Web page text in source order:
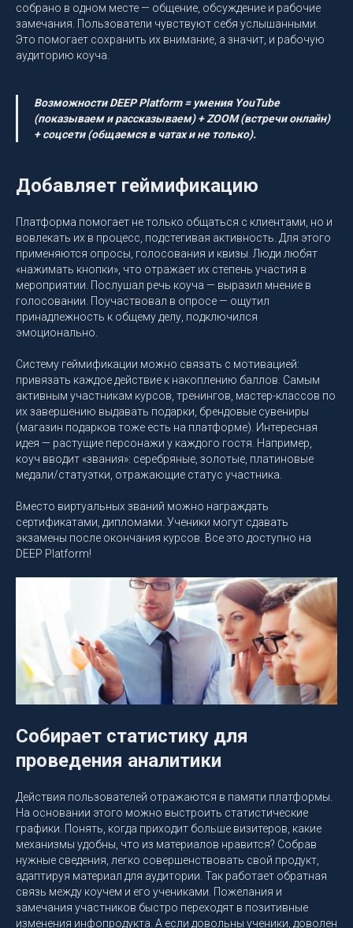
собрано в одном месте — общение, обсуждение и рабочие
замечания. Пользователи чувствуют себя услышанными.
Это помогает сохранить их внимание, а значит, и рабочую
аудиторию коуча.
Возможности DEEP Platform = умения YouTube
(показываем и рассказываем) + ZOOM (встречи онлайн)
+ соцсети (общаемся в чатах и не только).
Добавляет геймификацию
Платформа помогает не только общаться с клиентами, но и
вовлекать их в процесс, подстегивая активность. Для этого
применяются опросы, голосования и квизы. Люди любят
«нажимать кнопки», что отражает их степень участия в
мероприятии. Послушал речь коуча — выразил мнение в
голосовании. Поучаствовал в опросе — ощутил
принадлежность к общему делу, подключился
эмоционально.
Систему геймификации можно связать с мотивацией:
привязать каждое действие к накоплению баллов. Самым
активным участникам курсов, тренингов, мастер-классов по
их завершению выдавать подарки, брендовые сувениры
(магазин подарков тоже есть на платформе). Интересная
идея — растущие персонажи у каждого гостя. Например,
коуч вводит «звания»: серебряные, золотые, платиновые
медали/статуэтки, отражающие статус участника.
Вместо виртуальных званий можно награждать
сертификатами, дипломами. Ученики могут сдавать
экзамены после окончания курсов. Все это доступно на
DEEP Platform!
Собирает статистику для
проведения аналитики
Действия пользователей отражаются в памяти платформы.
На основании этого можно выстроить статистические
графики. Понять, когда приходит больше визитеров, какие
механизмы удобны, что из материалов нравится? Собрав
нужные сведения, легко совершенствовать свой продукт,
адаптируя материал для аудитории. Так работает обратная
связь между коучем и его учениками. Пожелания и
замечания участников быстро переходят в позитивные
изменения инфопродукта. А если довольны ученики, доволен